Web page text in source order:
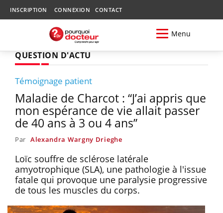
INSCRIPTION CONNEXION CONTACT
Menu
QUESTION D'ACTU
Témoignage patient
Maladie de Charcot : “J’ai appris que
mon espérance de vie allait passer
de 40 ans à 3 ou 4 ans”
Par Alexandra Wargny Drieghe
Loïc souffre de sclérose latérale
amyotrophique (SLA), une pathologie à l'issue
fatale qui provoque une paralysie progressive
de tous les muscles du corps.